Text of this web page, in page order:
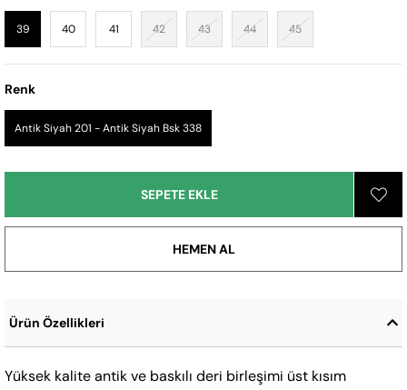
39 40 41 42 43 44 45
Renk
Antik Siyah 201 - Antik Siyah Bsk 338
Ürün Özellikleri
Yüksek kalite antik ve baskılı deri birleşimi üst kısım